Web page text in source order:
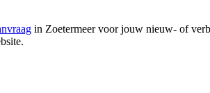
in Zoetermeer voor jouw nieuw- of